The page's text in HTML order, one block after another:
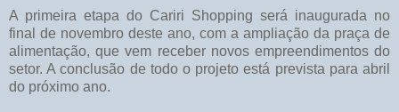
A primeira etapa do Cariri Shopping será inaugurada no
final de novembro deste ano, com a ampliação da praça de
alimentação, que vem receber novos empreendimentos do
setor. A conclusão de todo o projeto está prevista para abril
do próximo ano.